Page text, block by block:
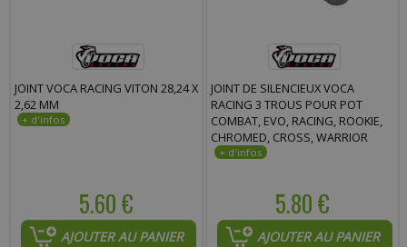
JOINT VOCA RACING VITON 28,24 X
2,62 MM
5.60 €
AJOUTER AU PANIER
JOINT DE SILENCIEUX VOCA
RACING 3 TROUS POUR POT
COMBAT, EVO, RACING, ROOKIE,
CHROMED, CROSS, WARRIOR
5.80 €
AJOUTER AU PANIER